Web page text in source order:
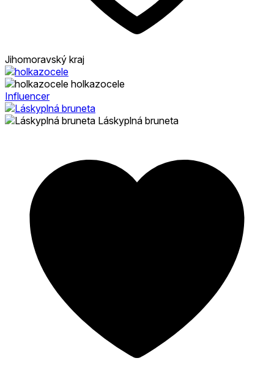
Jihomoravský kraj
holkazocele
Influencer
Láskyplná bruneta